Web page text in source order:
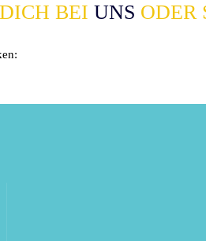
BEI UNS ODER